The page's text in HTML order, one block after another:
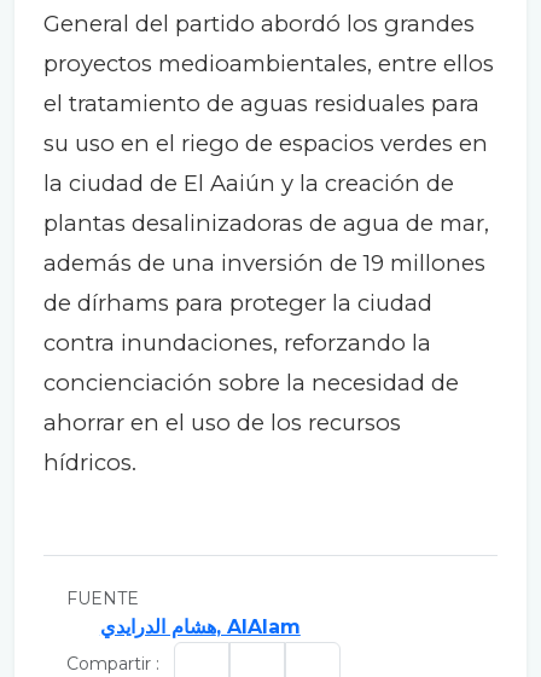
General del partido abordó los grandes
proyectos medioambientales, entre ellos
el tratamiento de aguas residuales para
su uso en el riego de espacios verdes en
la ciudad de El Aaiún y la creación de
plantas desalinizadoras de agua de mar,
además de una inversión de 19 millones
de dírhams para proteger la ciudad
contra inundaciones, reforzando la
concienciación sobre la necesidad de
ahorrar en el uso de los recursos
hídricos.
FUENTE
هشام الدرايدي, AlAlam
Compartir :